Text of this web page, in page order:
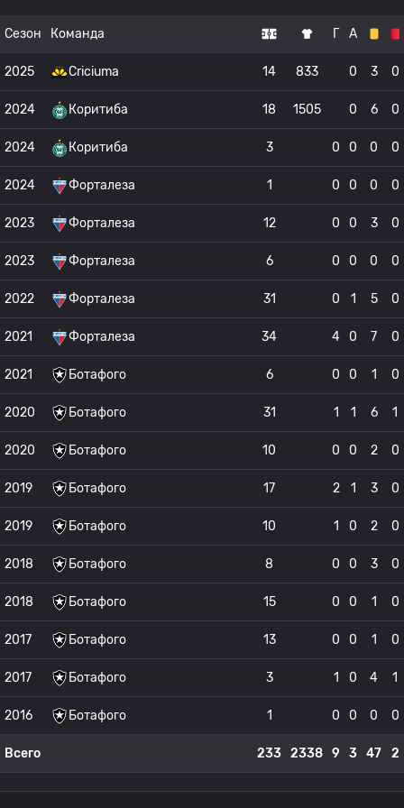
Сезон Команда Г А
2025 Criciuma 14 833 0 3 0
2024 Коритиба 18 1505 0 6 0
2024 Коритиба 3 0 0 0 0
2024 Форталеза 1 0 0 0 0
2023 Форталеза 12 0 0 3 0
2023 Форталеза 6 0 0 0 0
2022 Форталеза 31 0 1 5 0
2021 Форталеза 34 4 0 7 0
2021 Ботафого 6 0 0 1 0
2020 Ботафого 31 1 1 6 1
2020 Ботафого 10 0 0 2 0
2019 Ботафого 17 2 1 3 0
2019 Ботафого 10 1 0 2 0
2018 Ботафого 8 0 0 3 0
2018 Ботафого 15 0 0 1 0
2017 Ботафого 13 0 0 1 0
2017 Ботафого 3 1 0 4 1
2016 Ботафого 1 0 0 0 0
Всего 233 2338 9 3 47 2